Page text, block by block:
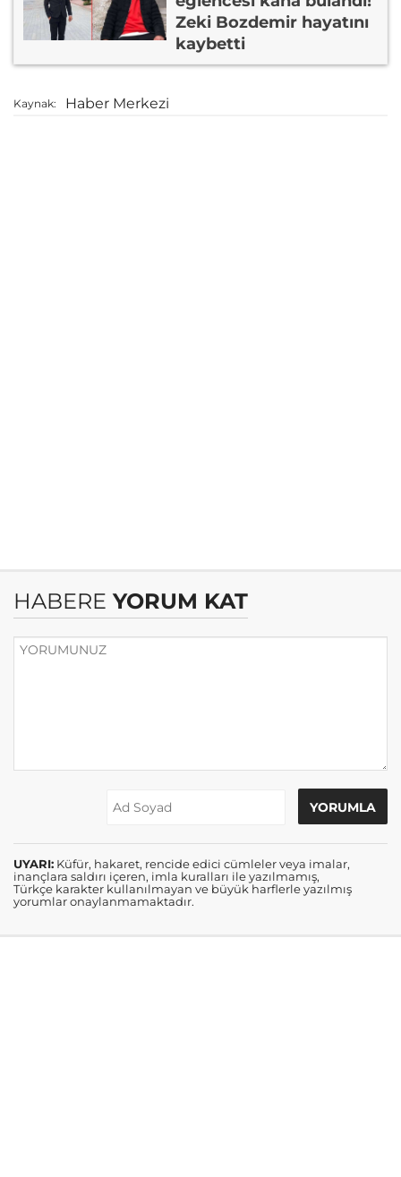
Zeki Bozdemir hayatını
kaybetti
Kaynak: Haber Merkezi
HABERE YORUM KAT
UYARI: Küfür, hakaret, rencide edici cümleler veya imalar,
inançlara saldırı içeren, imla kuralları ile yazılmamış,
Türkçe karakter kullanılmayan ve büyük harflerle yazılmış
yorumlar onaylanmamaktadır.